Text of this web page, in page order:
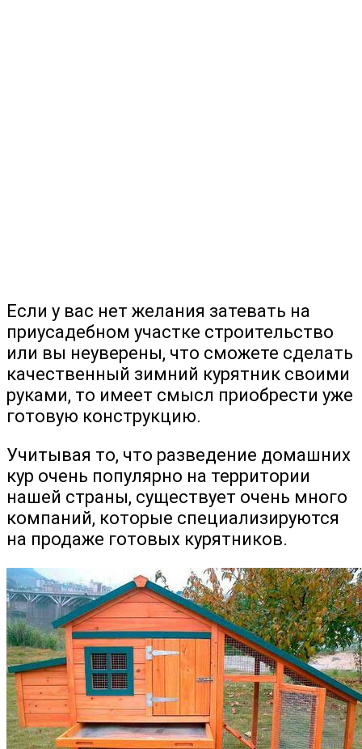
Если у вас нет желания затевать на
приусадебном участке строительство
или вы неуверены, что сможете сделать
качественный зимний курятник своими
руками, то имеет смысл приобрести уже
готовую конструкцию.
Учитывая то, что разведение домашних
кур очень популярно на территории
нашей страны, существует очень много
компаний, которые специализируются
на продаже готовых курятников.